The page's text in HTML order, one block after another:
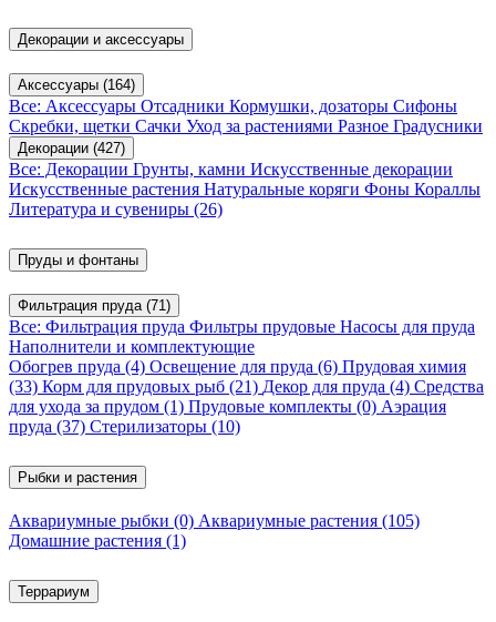
Декорации и аксессуары
Аксессуары (164)
Все: Аксессуары Отсадники Кормушки, дозаторы Сифоны
Скребки, щетки Сачки Уход за растениями Разное Градусники
Декорации (427)
Все: Декорации Грунты, камни Искусственные декорации
Искусственные растения Натуральные коряги Фоны Кораллы
Литература и сувениры (26)
Пруды и фонтаны
Фильтрация пруда (71)
Все: Фильтрация пруда Фильтры прудовые Насосы для пруда
Наполнители и комплектующие
Обогрев пруда (4) Освещение для пруда (6) Прудовая химия
(33) Корм для прудовых рыб (21) Декор для пруда (4) Средства
для ухода за прудом (1) Прудовые комплекты (0) Аэрация
пруда (37) Стерилизаторы (10)
Рыбки и растения
Аквариумные рыбки (0) Аквариумные растения (105)
Домашние растения (1)
Террариум